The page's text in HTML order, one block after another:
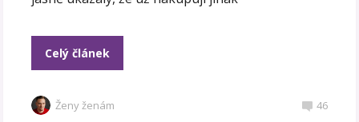
Celý článek
Ženy ženám 46